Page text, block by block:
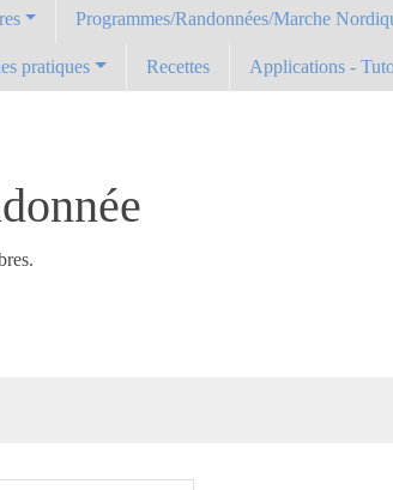
Programmes/Randonnées/Marche
pratiques Recettes Applications -